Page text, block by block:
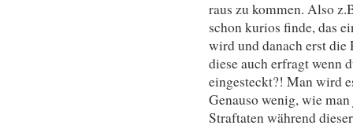
raus zu kommen. Also
schon kurios finde, das
wird und danach erst die
diese auch erfragt wenn
eingesteckt?! Man wird
Genauso wenig, wie
Straftaten während